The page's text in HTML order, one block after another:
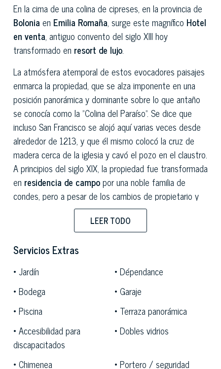
En la cima de una colina de cipreses, en la provincia de
Bolonia en Emilia Romaña, surge este magnífico Hotel
en venta, antiguo convento del siglo XIII hoy
transformado en resort de lujo.
La atmósfera atemporal de estos evocadores paisajes
enmarca la propiedad, que se alza imponente en una
posición panorámica y dominante sobre lo que antaño
se conocía como la "Colina del Paraíso". Se dice que
incluso San Francisco se alojó aquí varias veces desde
alrededor de 1213, y que él mismo colocó la cruz de
madera cerca de la iglesia y cavó el pozo en el claustro.
A principios del siglo XIX, la propiedad fue transformada
en residencia de campopor una noble familia de
condes, pero a pesar de los cambios de propietario y
las diversas modernizaciones, la residencia ha
conservado el ambiente tranquilo y acogedor típico de
los lugares de culto y meditación.
El interior de la propiedad tiene aproximadamente
4200 metros cuadrados
; en su interior, hay
habitaciones
equipadas con todas las comodidades,
mobiliario refinado y valiosos elementos históricos. Las
suites,seis de las cuales cuentan con bañera de
hidromasaje, lucen muebles de época, camas de hierro
forjado y finas alfombras persas. El antiguo refectorio
LEER TODO
Servicios Extras
Jardín
Dépendance
Bodega
Garaje
Piscina
Terraza panorámica
Accesibilidad para
discapacitados
Dobles vidrios
Chimenea
Portero / seguridad